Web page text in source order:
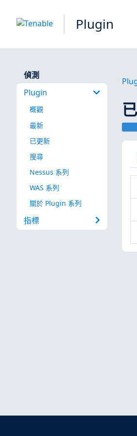
Plugin
偵測
Plugin
概觀
最新
已更新
搜尋
Nessus 系列
WAS 系列
關於 Plugin 系列
指標